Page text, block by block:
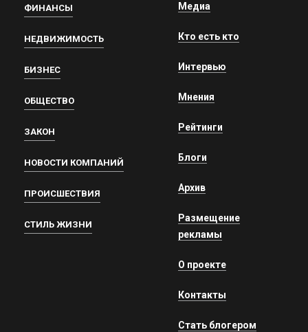
ФИНАНСЫ
НЕДВИЖИМОСТЬ
БИЗНЕС
ОБЩЕСТВО
ЗАКОН
НОВОСТИ КОМПАНИЙ
ПРОИСШЕСТВИЯ
СТИЛЬ ЖИЗНИ
Медиа
Кто есть кто
Интервью
Мнения
Рейтинги
Блоги
Архив
Размещение
рекламы
О проекте
Контакты
Стать блогером